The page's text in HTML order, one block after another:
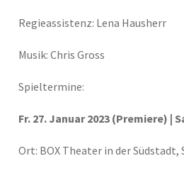
Regieassistenz: Lena Hausherr
Musik: Chris Gross
Spieltermine:
Fr. 27. Januar 2023 (Premiere) |
Ort: BOX Theater in der Südstadt,